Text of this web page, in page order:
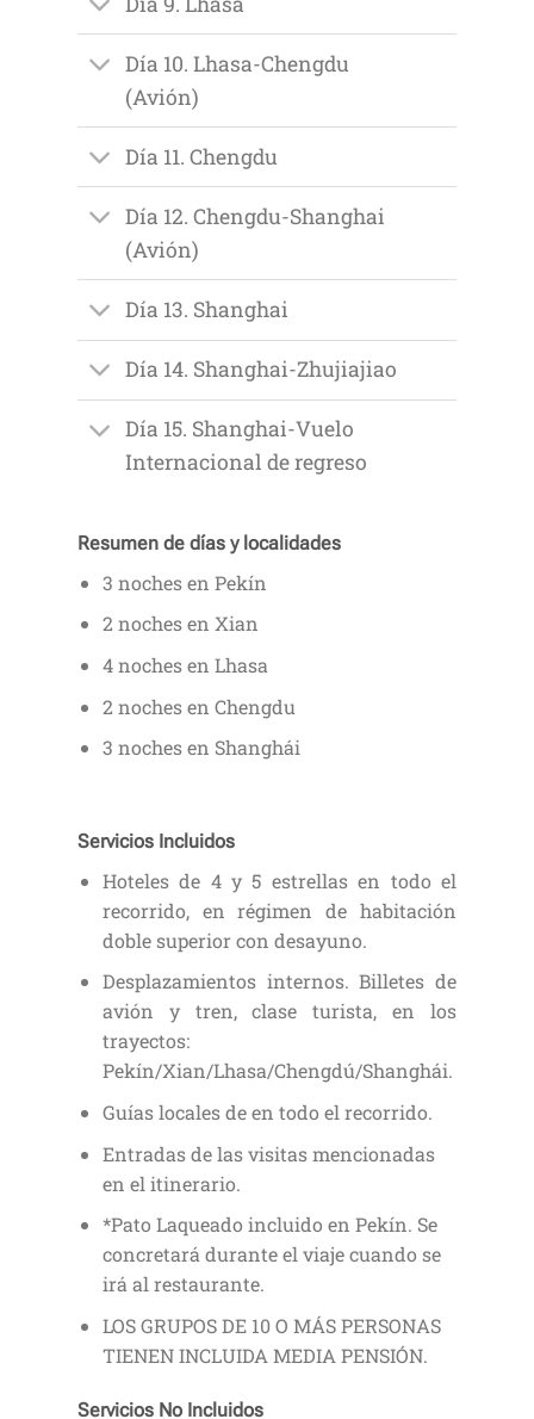
Día 10. Lhasa-Chengdu
(Avión)
Día 11. Chengdu
Día 12. Chengdu-Shanghai
(Avión)
Día 13. Shanghai
Día 14. Shanghai-Zhujiajiao
Día 15. Shanghai-Vuelo
Internacional de regreso
Resumen de días y localidades
3 noches en Pekín
2 noches en Xian
4 noches en Lhasa
2 noches en Chengdu
3 noches en Shanghái
Servicios Incluidos
Hoteles de 4 y 5 estrellas en todo el
recorrido, en régimen de habitación
doble superior con desayuno.
Desplazamientos internos. Billetes de
avión y tren, clase turista, en los
trayectos:
Pekín/Xian/Lhasa/Chengdú/Shanghái.
Guías locales de en todo el recorrido.
Entradas de las visitas mencionadas
en el itinerario.
*Pato Laqueado incluido en Pekín. Se
concretará durante el viaje cuando se
irá al restaurante.
LOS GRUPOS DE 10 O MÁS PERSONAS
TIENEN INCLUIDA MEDIA PENSIÓN.
Servicios No Incluidos